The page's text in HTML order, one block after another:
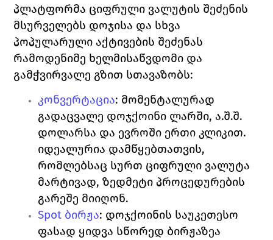
პლატფორმა ციფრული ვალუტის შეძენის
მსურველებს დოჯისა და სხვა
პოპულარული აქტივების შეძენას
რამოდენიმე ხელმისაწვდომი და
გამჭვირვალე გზით სთავაზობს:
კონვერტაცია: მომენტალურად
გადაცვალე დოჯქოინი ლარში, ა.შ.შ.
დოლარსა და ევროში ერთი კლიკით.
იდეალურია დამწყებთათვის,
რომლებსაც სურთ ციფრული ვალუტა
მარტივად, ზედმეტი პროცედურების
გარეშე მიიღონ.
Spot ბირჟა: დოჯქოინის საუკეთესო
ფასად ყიდვა სწორედ ბირჟაზეა